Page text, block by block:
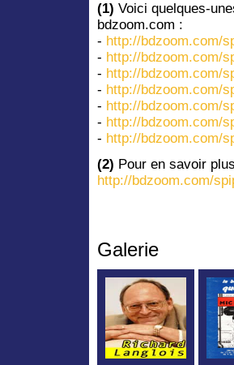
(1) Voici quelques-
bdzoom.com :
- http://bdzoom.com/
- http://bdzoom.com/
- http://bdzoom.com/
- http://bdzoom.com/
- http://bdzoom.com/
- http://bdzoom.com/
- http://bdzoom.com/
(2) Pour en savoir
http://bdzoom.com/
Galerie